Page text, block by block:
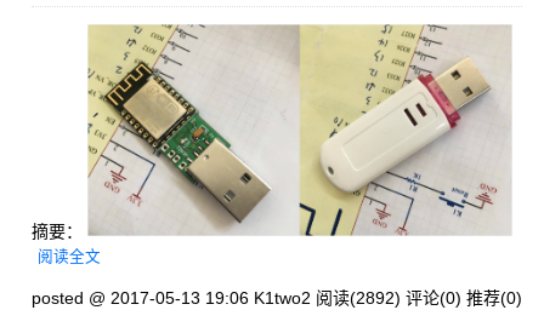
摘要：
阅读全文
posted @ 2017-05-13 19:06 K1two2 阅读(2892) 评论(0) 推荐(0)